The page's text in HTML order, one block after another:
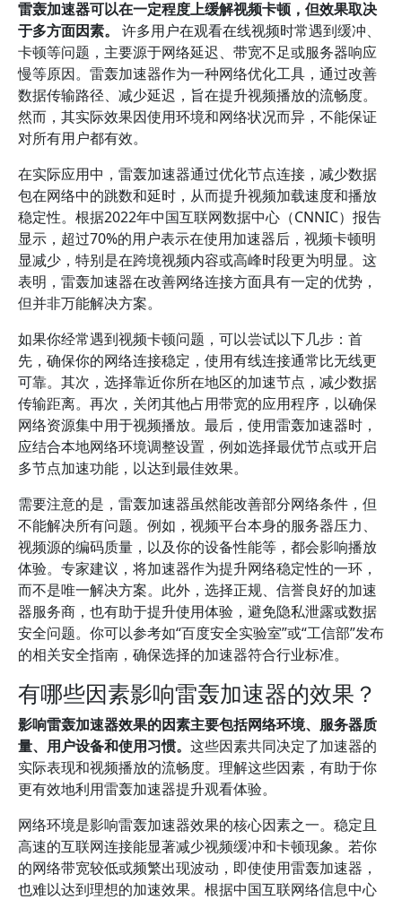
雷轰加速器可以在一定程度上缓解视频卡顿，但效果取决
于多方面因素。
许多用户在观看在线视频时常遇到缓冲、
卡顿等问题，主要源于网络延迟、带宽不足或服务器响应
慢等原因。雷轰加速器作为一种网络优化工具，通过改善
数据传输路径、减少延迟，旨在提升视频播放的流畅度。
然而，其实际效果因使用环境和网络状况而异，不能保证
对所有用户都有效。
在实际应用中，雷轰加速器通过优化节点连接，减少数据
包在网络中的跳数和延时，从而提升视频加载速度和播放
稳定性。根据2022年中国互联网数据中心（CNNIC）报告
显示，超过70%的用户表示在使用加速器后，视频卡顿明
显减少，特别是在跨境视频内容或高峰时段更为明显。这
表明，雷轰加速器在改善网络连接方面具有一定的优势，
但并非万能解决方案。
如果你经常遇到视频卡顿问题，可以尝试以下几步：首
先，确保你的网络连接稳定，使用有线连接通常比无线更
可靠。其次，选择靠近你所在地区的加速节点，减少数据
传输距离。再次，关闭其他占用带宽的应用程序，以确保
网络资源集中用于视频播放。最后，使用雷轰加速器时，
应结合本地网络环境调整设置，例如选择最优节点或开启
多节点加速功能，以达到最佳效果。
需要注意的是，雷轰加速器虽然能改善部分网络条件，但
不能解决所有问题。例如，视频平台本身的服务器压力、
视频源的编码质量，以及你的设备性能等，都会影响播放
体验。专家建议，将加速器作为提升网络稳定性的一环，
而不是唯一解决方案。此外，选择正规、信誉良好的加速
器服务商，也有助于提升使用体验，避免隐私泄露或数据
安全问题。你可以参考如“百度安全实验室”或“工信部”发布
的相关安全指南，确保选择的加速器符合行业标准。
有哪些因素影响雷轰加速器的效果？
影响雷轰加速器效果的因素主要包括网络环境、服务器质
量、用户设备和使用习惯。 这些因素共同决定了加速器的
实际表现和视频播放的流畅度。理解这些因素，有助于你
更有效地利用雷轰加速器提升观看体验。
网络环境是影响雷轰加速器效果的核心因素之一。稳定且
高速的互联网连接能显著减少视频缓冲和卡顿现象。若你
的网络带宽较低或频繁出现波动，即使使用雷轰加速器，
也难以达到理想的加速效果。根据中国互联网络信息中心